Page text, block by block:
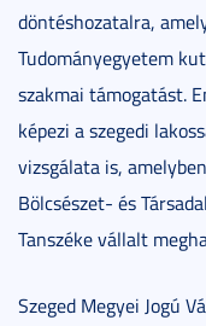
döntéshozatalra,
Tudományegyetem
szakmai támogatást.
képezi a szegedi
vizsgálata is,
Bölcsészet- és
Tanszéke vállalt
Szeged Megyei Jogú